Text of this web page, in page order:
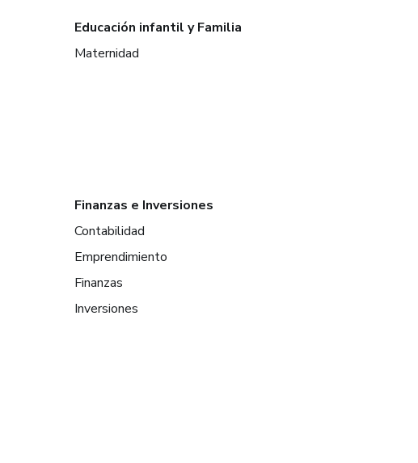
Educación infantil y Familia
Maternidad
Finanzas e Inversiones
Contabilidad
Emprendimiento
Finanzas
Inversiones